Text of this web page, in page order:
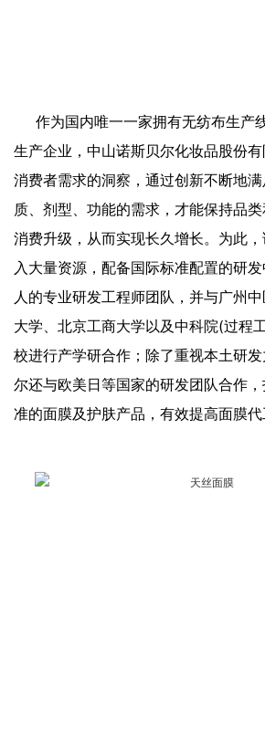
作为国内唯一一家拥有无纺布生产
生产企业，中山诺斯贝尔化妆品股份
消费者需求的洞察，通过创新不断地
质、剂型、功能的需求，才能保持品
消费升级，从而实现长久增长。为此
入大量资源，配备国际标准配置的研
人的专业研发工程师团队，并与广州
大学、北京工商大学以及中科院(过程
校进行产学研合作；除了重视本土研
尔还与欧美日等国家的研发团队合作
准的面膜及护肤产品，有效提高面膜代